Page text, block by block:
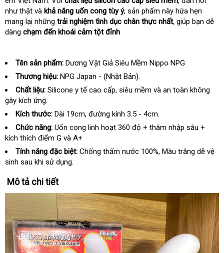
như thật và khả năng uốn cong tùy ý, sản phẩm này hứa hẹn
mang lại những trải nghiệm tình dục chân thực nhất, giúp bạn dễ
dàng chạm đến khoái cảm tột đỉnh
Tên sản phẩm: Dương Vật Giả Siêu Mềm Nippo NPG
Thương hiệu: NPG Japan - (Nhật Bản).
Chất liệu: Silicone y tế cao cấp, siêu mềm và an toàn không
gây kích ứng.
Kích thước: Dài 19cm, đường kính 3.5 - 4cm.
Chức năng: Uốn cong linh hoạt 360 độ + thâm nhập sâu +
kích thích điểm G và A+
Tính năng đặc biệt: Chống thấm nước 100%, Màu trắng dễ vệ
sinh sau khi sử dụng.
Mô tả chi tiết